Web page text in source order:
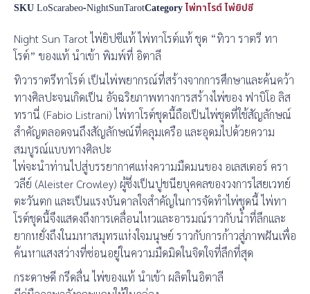
SKULoScarabeo-NightSunTarotCategoryไพ่ทาโรต์ ไพ่ยิปซี
Night Sun Tarot ไพ่ยิปซีแท้ ไพ่ทาโรต์แท้ ชุด “ทิวา ราตรี ทา
โรต์” ของแท้ นำเข้า พิมพ์ที่ อิตาลี
ทิวาราตรีทาโรต์ เป็นไพ่พยากรณ์ที่สร้างจากการศึกษาและค้นคว้า
ทางศิลปะจนเกิดเป็น อัจฉริยภาพทางการสร้างไพ่ของ ฟาบิโอ ลิส
ทรานี่ (Fabio Listrani) ไพ่ทาโรต์ชุดนี้ถือเป็นไพ่ชุดที่ใช้สัญลักษณ์
สำคัญตลอดจนถึงสัญลักษณ์ที่คลุมเครือ และอุดมไปด้วยความ
สมบูรณ์แบบทางศิลปะ
ไพ่จะนำท่านไปสู่บรรยากาศแห่งความมืดมนของ อเลสเตอร์ ครา
วลีย์ (Aleister Crowley) ผู้ซึ่งเป็นปูชนียบุคคลของวงการไสยเวทย์
ตะวันตก และเป็นแรงบันดาลใจสำคัญในการจัดทำไพ่ชุดนี้ ไพ่ทา
โรต์ชุดนี้จึงแสดงถึงการเคลื่อนไหวและอารมณ์ราวกับน้ำที่ลึกและ
ยากหยั่งถึงในมหาสมุทรแห่งใจมนุษย์ ราวกับการก้าวสู่ภาพฝันเพื่อ
ค้นหาแสงสว่างที่ซ่อนอยู่ในความมืดมิดในจิตใจที่ลึกที่สุด
กระดาษดี กรีดลื่น ไพ่ของแท้ นำเข้า ผลิตในอิตาลี